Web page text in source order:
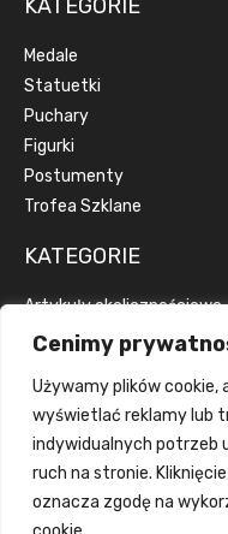
Cenimy
Używamy plików cookie,
wyświetlać reklamy lub
indywidualnych potrzeb
ruch na stronie.
oznacza zgodę na
KATEGORIE
Medale
Statuetki
Puchary
Figurki
Postumenty
Trofea Szklane
KATEGORIE
Artykuły okolicznościowe
Artykuły reklamowe
Emblematy
Wstążki
Grawerka